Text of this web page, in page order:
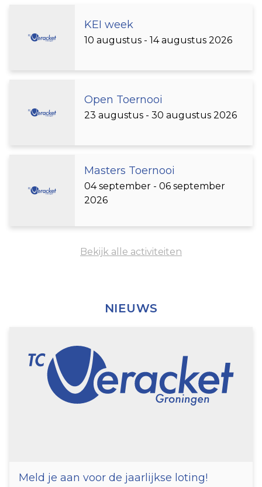
KEI week
10 augustus - 14 augustus 2026
Open Toernooi
23 augustus - 30 augustus 2026
Masters Toernooi
04 september - 06 september
2026
Bekijk alle activiteiten
NIEUWS
Meld je aan voor de jaarlijkse loting!